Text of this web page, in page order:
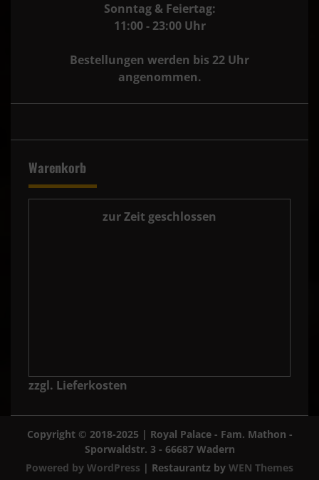
Sonntag & Feiertag:
11:00 - 23:00 Uhr
Bestellungen werden bis 22 Uhr
angenommen.
Warenkorb
zur Zeit geschlossen
zzgl. Lieferkosten
Copyright © 2018-2025 | Royal Palace - Fam. Mathon -
Sporwaldstr. 3 - 66687 Wadern
Powered by WordPress | Restaurantz by WEN Themes